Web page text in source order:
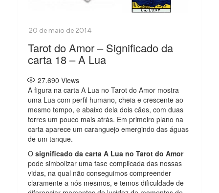
Tarot do Amor – Significado da
carta 18 – A Lua
27.690 Views
A figura na carta A Lua no Tarot do Amor mostra
uma Lua com perfil humano, cheia e crescente ao
mesmo tempo, e abaixo dela dois cães, com duas
torres um pouco mais atrás. Em primeiro plano na
carta aparece um caranguejo emergindo das águas
de um tanque.
Osignificado da carta A Lua no Tarot do Amor
pode simbolizar uma fase complicada das nossas
vidas, na qual não conseguimos compreender
claramente a nós mesmos, e temos dificuldade de